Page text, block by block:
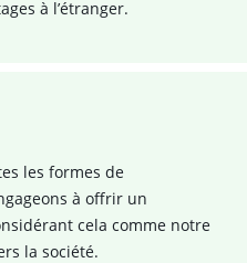
à l’étranger.
les formes de
à offrir un
cela comme notre
la société.